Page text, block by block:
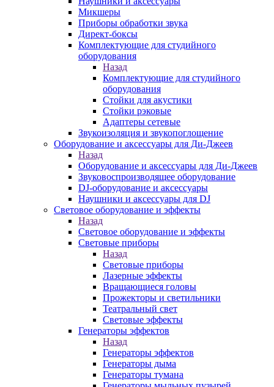
Микшеры
Приборы обработки звука
Директ-боксы
Комплектующие для студийного
оборудования
Назад
Комплектующие для студийного
оборудования
Стойки для акустики
Стойки рэковые
Адаптеры сетевые
Звукоизоляция и звукопоглощение
Оборудование и аксессуары для Ди-Джеев
Назад
Оборудование и аксессуары для Ди-Джеев
Звуковоспроизводящее оборудование
DJ-оборудование и аксессуары
Наушники и аксессуары для DJ
Световое оборудование и эффекты
Назад
Световое оборудование и эффекты
Световые приборы
Назад
Световые приборы
Лазерные эффекты
Вращающиеся головы
Прожекторы и светильники
Театральный свет
Световые эффекты
Генераторы эффектов
Назад
Генераторы эффектов
Генераторы дыма
Генераторы тумана